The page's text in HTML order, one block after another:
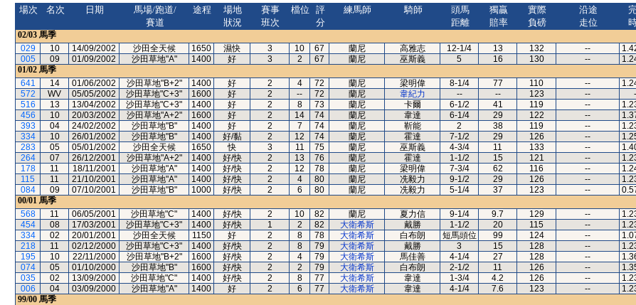
場次
名次 日期
馬場/跑道/
賽道
途程
場地
狀況
賽事
班次
檔位
評
分
練馬師 騎師
頭馬
距離
獨贏
賠率
實際
負磅
沿途
走位
02/03 馬季
029
10 14/09/2002 沙田全天候 1650 濕快 3 10 67 蘭尼 高雅志 12-1/4 13 132 --
005
09 01/09/2002 沙田草地"A" 1400 好 3 2 67 蘭尼 巫斯義 5 16 130 --
01/02 馬季
641
14 01/06/2002 沙田草地"B+2" 1400 好 2 4 72 蘭尼 梁明偉 8-1/4 77 110 --
572
WV 05/05/2002 沙田草地"C+3" 1600 好 2 -- 72 蘭尼 韋紀力 -- -- 123 --
516
13 13/04/2002 沙田草地"C+3" 1400 好 2 8 73 蘭尼 卡爾 6-1/2 41 119 --
456
10 20/03/2002 沙田草地"A+2" 1600 好 2 14 74 蘭尼 韋達 6-1/4 29 122 --
393
04 24/02/2002 沙田草地"B" 1400 好 2 7 74 蘭尼 靳能 2 38 119 --
334
10 26/01/2002 沙田草地"B" 1400 好/黏 2 12 74 蘭尼 霍達 7-1/2 29 126 --
283
05 05/01/2002 沙田全天候 1650 快 3 11 75 蘭尼 巫斯義 4-3/4 11 133 --
264
07 26/12/2001 沙田草地"A+2" 1400 好/快 2 13 76 蘭尼 霍達 1-1/2 15 121 --
178
11 18/11/2001 沙田草地"A" 1400 好/快 2 12 78 蘭尼 梁明偉 7-3/4 62 116 --
115
11 21/10/2001 沙田草地"A" 1400 好/快 2 4 80 蘭尼 冼毅力 9-1/2 29 126 --
084
09 07/10/2001 沙田草地"B" 1000 好/快 2 6 80 蘭尼 冼毅力 5-1/4 37 123 --
00/01 馬季
568
11 06/05/2001 沙田草地"C" 1400 好/快 2 10 82 蘭尼 夏力信 9-1/4 9.7 129 --
454
08 17/03/2001 沙田草地"C+3" 1400 好/快 1 2 82 大衛希斯 戴勝 1-1/2 20 115 --
334
02 20/01/2001 沙田全天候 1150 好 2 8 78 大衛希斯 白布朗 短馬頭位 99 124 --
218
11 02/12/2000 沙田草地"C+3" 1400 好/快 2 8 79 大衛希斯 戴勝 3 15 128 --
195
10 22/11/2000 沙田草地"B+2" 1600 好/快 2 4 79 大衛希斯 馬佳善 4-1/4 27 128 --
074
05 01/10/2000 沙田草地"B" 1600 好/快 2 2 79 大衛希斯 白布朗 2-1/2 11 126 --
035
02 13/09/2000 沙田草地"C" 1400 好/快 2 8 77 大衛希斯 韋達 1-3/4 4.2 126 --
006
04 03/09/2000 沙田草地"A" 1400 好 2 6 77 大衛希斯 韋達 4-1/4 7.6 123 --
99/00 馬季